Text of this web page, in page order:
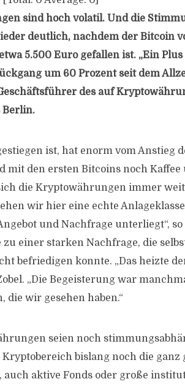
sind hoch volatil. Und die
deutlich, nachdem der Bitcoin
5.500 Euro gefallen ist. „Ein
um 60 Prozent seit dem
des auf
Berlin.
ist, hat enorm vom Anstieg
mit den ersten Bitcoins noch
die Kryptowährungen immer
wir hier eine echte
und Nachfrage unterliegt“,
einer starken Nachfrage, die
befriedigen konnte. „Das heizte
„Die Begeisterung war
die wir gesehen haben.“
seien noch
Kryptobereich bislang noch die
auch aktive Fonds oder große